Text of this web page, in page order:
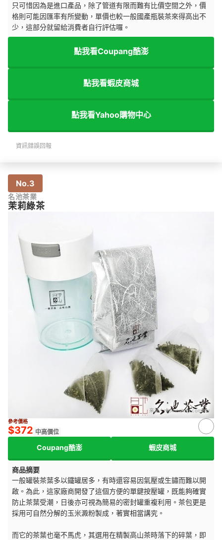
只可惜因為是進口產品，除了管道有限而難有比價空間之外，價
格則可能因匯率有所變動，單價也較一般國產瓶裝茶來得高出不
少，這部分就留給消費者自行評估囉。
點我看Coupang酷澎
點我看蝦皮商城
點我看Yahoo購物中心
資訊錯誤回報
No.3
名池茶業
茉莉綠茶
來源：momoshop.com.tw
參考價格
$372 中高價位
Coupang酷澎 蝦皮商城
商品摘要
一般罐裝茶葉多以鐵罐居多，有時還容易因氣壓或生鏽而難以開
啟。為此，這家廠商開發了這個方便的單鍵按壓罐，既能夠確實
防止茶葉受潮，日後亦可視為簡易的密封罐重複利用。茶包更是
採用可自然分解的玉米澱粉製成，著實相當講究。
而它的茶葉也毫不馬虎，其選用在精製高山茶時落下的碎葉，即